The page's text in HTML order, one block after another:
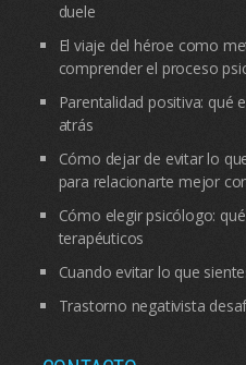
duele
El viaje del héroe como
comprender el proceso
Parentalidad positiva: qué
atrás
Cómo dejar de evitar lo
para relacionarte mejor
Cómo elegir psicólogo:
terapéuticos
Cuando evitar lo que
Trastorno negativista